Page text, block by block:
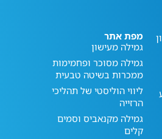
מפת אתר
גמילה מעישון
גמילה מסוכר ופחמימות
ממכרות בשיטה טבעית
ליווי הוליסטי של תהליכי
הרזייה
גמילה מקנאביס וסמים
קלים